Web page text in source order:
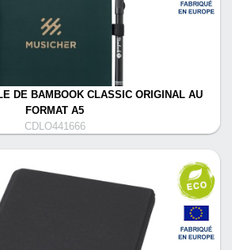
DE BAMBOOK CLASSIC ORIGINAL AU
FORMAT A5
CDLO441666